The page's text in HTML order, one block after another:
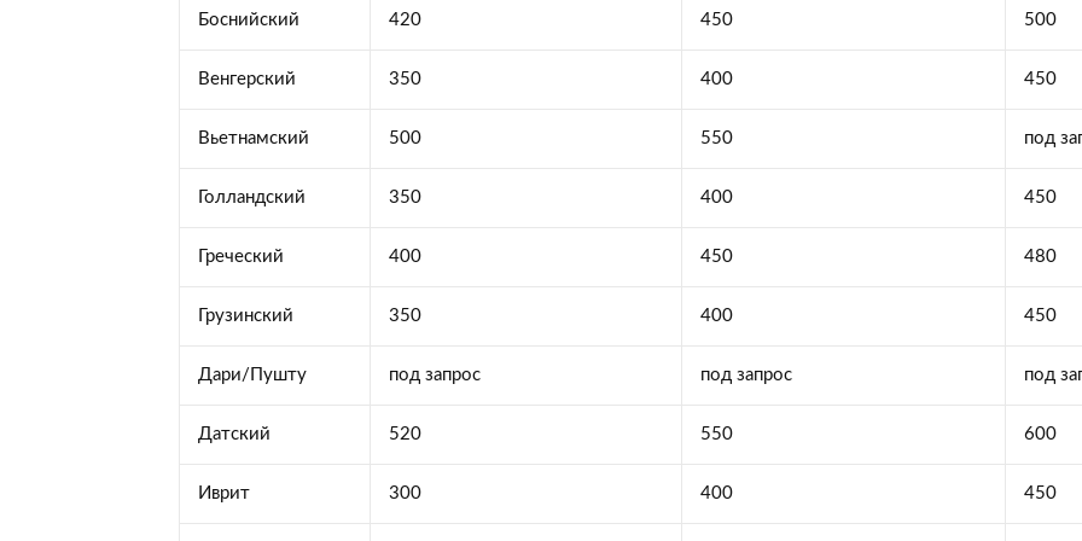
Боснийский 420 450 500
Венгерский 350 400 450
Вьетнамский 500 550 под
Голландский 350 400 450
Греческий 400 450 480
Грузинский 350 400 450
Дари/Пушту под запрос под запрос под
Датский 520 550 600
Иврит 300 400 450